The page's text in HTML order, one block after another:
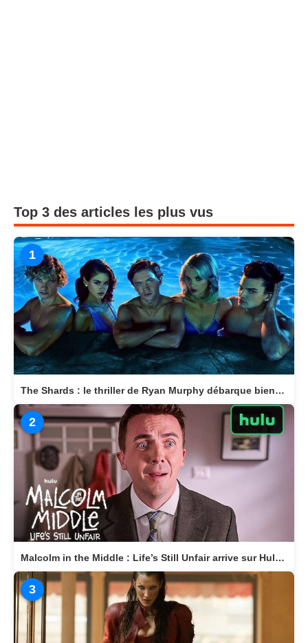
Top 3 des articles les plus vus
1
The Shards : le thriller de Ryan Murphy débarque bientôt sur Disney+
2
Malcolm in the Middle : Life’s Still Unfair arrive sur Hulu le 10 avril 2026
3